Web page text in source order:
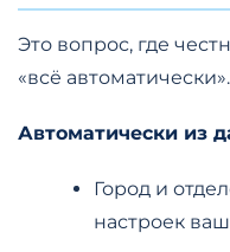
Это вопрос, где
«всё
Автоматически из
Город и
настроек